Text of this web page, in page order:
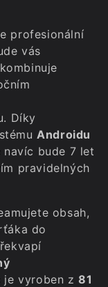
profesionální
vás
kombinuje
Díky
Androidu
bude 7 let
pravidelných
obsah,
do
je vyroben z 81